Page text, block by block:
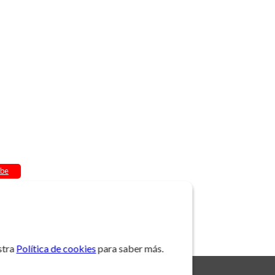
Política de cookiespara saber más.